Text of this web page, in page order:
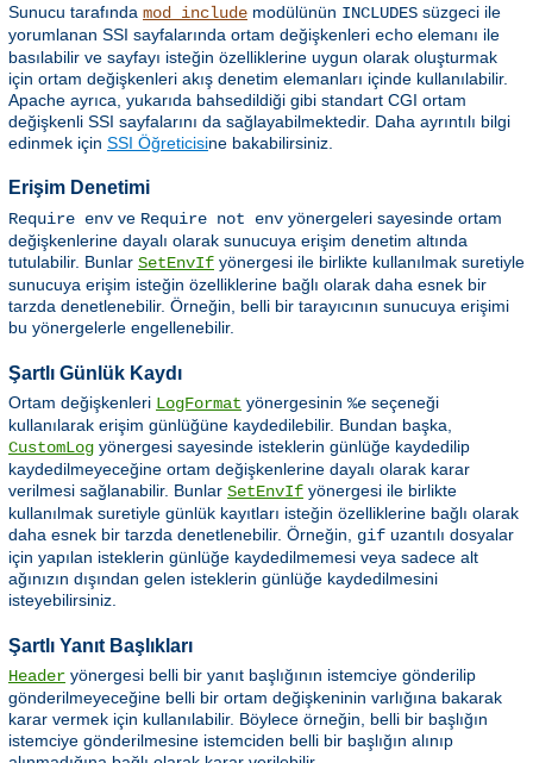
Sunucu tarafında mod_include modülünün INCLUDES süzgeci ile
yorumlanan SSI sayfalarında ortam değişkenleri echo elemanı ile
basılabilir ve sayfayı isteğin özelliklerine uygun olarak oluşturmak
için ortam değişkenleri akış denetim elemanları içinde kullanılabilir.
Apache ayrıca, yukarıda bahsedildiği gibi standart CGI ortam
değişkenli SSI sayfalarını da sağlayabilmektedir. Daha ayrıntılı bilgi
edinmek için SSI Öğreticisine bakabilirsiniz.
Erişim Denetimi
Require env ve Require not env yönergeleri sayesinde ortam
değişkenlerine dayalı olarak sunucuya erişim denetim altında
tutulabilir. Bunlar SetEnvIf yönergesi ile birlikte kullanılmak suretiyle
sunucuya erişim isteğin özelliklerine bağlı olarak daha esnek bir
tarzda denetlenebilir. Örneğin, belli bir tarayıcının sunucuya erişimi
bu yönergelerle engellenebilir.
Şartlı Günlük Kaydı
Ortam değişkenleri LogFormat yönergesinin %e seçeneği
kullanılarak erişim günlüğüne kaydedilebilir. Bundan başka,
CustomLog yönergesi sayesinde isteklerin günlüğe kaydedilip
kaydedilmeyeceğine ortam değişkenlerine dayalı olarak karar
verilmesi sağlanabilir. Bunlar SetEnvIf yönergesi ile birlikte
kullanılmak suretiyle günlük kayıtları isteğin özelliklerine bağlı olarak
daha esnek bir tarzda denetlenebilir. Örneğin, gif uzantılı dosyalar
için yapılan isteklerin günlüğe kaydedilmemesi veya sadece alt
ağınızın dışından gelen isteklerin günlüğe kaydedilmesini
isteyebilirsiniz.
Şartlı Yanıt Başlıkları
Header yönergesi belli bir yanıt başlığının istemciye gönderilip
gönderilmeyeceğine belli bir ortam değişkeninin varlığına bakarak
karar vermek için kullanılabilir. Böylece örneğin, belli bir başlığın
istemciye gönderilmesine istemciden belli bir başlığın alınıp